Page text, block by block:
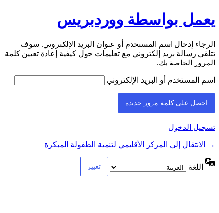
يعمل بواسطة ووردبريس
الرجاء إدخال اسم المستخدم أو عنوان البريد الإلكتروني. سوف
تتلقى رسالة بريد إلكتروني مع تعليمات حول كيفية إعادة تعيين كلمة
المرور الخاصة بك.
اسم المستخدم أو البريد الإلكتروني
تسجيل الدخول
→ الانتقال إلى المركز الأقليمي لتنمية الطفولة المبكرة
اللغة